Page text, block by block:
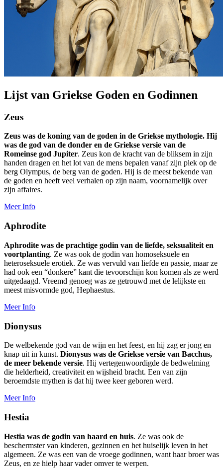
Lijst van Griekse Goden en Godinnen
Zeus
Zeus was de koning van de goden in de Griekse mythologie. Hij
was de god van de donder en de Griekse versie van de
Romeinse god Jupiter. Zeus kon de kracht van de bliksem in zijn
handen dragen en het lot van de mens bepalen vanaf zijn plek op de
berg Olympus, de berg van de goden. Hij is de meest bekende van
de goden en heeft veel verhalen op zijn naam, voornamelijk over
zijn affaires.
Meer Info
Aphrodite
Aphrodite was de prachtige godin van de liefde, seksualiteit en
voortplanting. Ze was ook de godin van homoseksuele en
heteroseksuele erotiek. Ze was vervuld van liefde en passie, maar ze
had ook een “donkere” kant die tevoorschijn kon komen als ze werd
uitgedaagd. Vreemd genoeg was ze getrouwd met de lelijkste en
meest misvormde god, Hephaestus.
Meer Info
Dionysus
De welbekende god van de wijn en het feest, en hij zag er jong en
knap uit in kunst. Dionysus was de Griekse versie van Bacchus,
de meer bekende versie. Hij vertegenwoordigde de bedwelming
die helderheid, creativiteit en wijsheid bracht. Een van zijn
beroemdste mythen is dat hij twee keer geboren werd.
Meer Info
Hestia
Hestia was de godin van haard en huis. Ze was ook de
beschermster van kinderen, gezinnen en het huiselijk leven in het
algemeen. Ze was een van de vroege godinnen, want haar broer was
Zeus, en ze hielp haar vader omver te werpen.